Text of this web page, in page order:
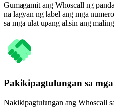
Gumagamit ang Whoscall ng
na lagyan ng label ang mga
sa mga ulat upang alisin ang
Pakikipagtulungan sa
Nakikipagtulungan ang Whoscall